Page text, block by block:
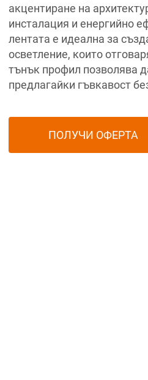
акцентиране на
инсталация и енергийно
лентата е идеална за
осветление, които
тънък профил позволява
предлагайки гъвкавост
ПОЛУЧИ ОФЕРТА